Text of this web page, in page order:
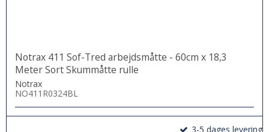
Notrax 411 Sof-Tred arbejdsmåtte - 60cm x 18,3
Meter Sort Skummåtte rulle
Notrax
NO411R0324BL
3-5 dages levering